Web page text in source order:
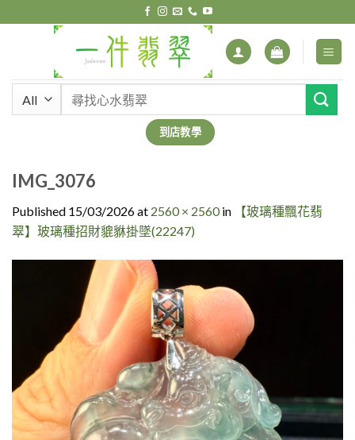
to
到店教學
IMG_3076
Published 15/03/2026at 2560 × 2560in
【玻璃種飄花翡
翠】玻璃種招財貔貅掛墜(22247)